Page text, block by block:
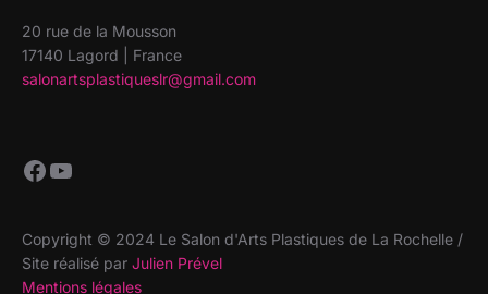
20 rue de la Mousson
17140 Lagord | France
salonartsplastiqueslr@gmail.com
Facebook
YouTube
Copyright © 2024 Le Salon d'Arts Plastiques de La Rochelle /
Site réalisé par Julien Prével
Mentions légales